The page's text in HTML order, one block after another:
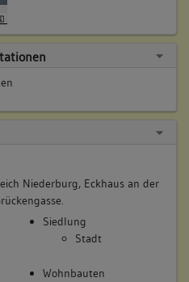
Niederburg, Eckhaus an der
Siedlung
Stadt
Wohnbauten